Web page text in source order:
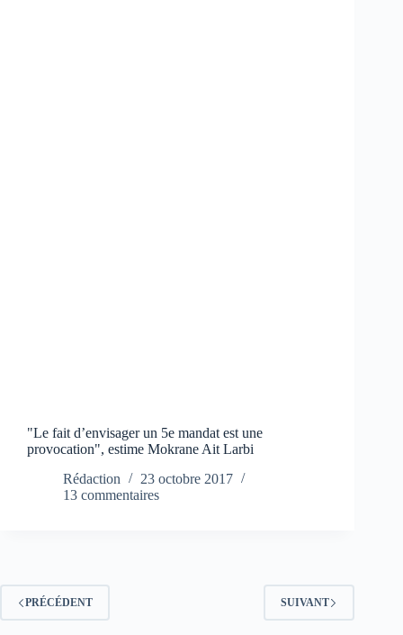
"Le fait d’envisager un 5e mandat est une
provocation", estime Mokrane Ait Larbi
Rédaction
23 octobre 2017
13 commentaires
PRÉCÉDENT SUIVANT